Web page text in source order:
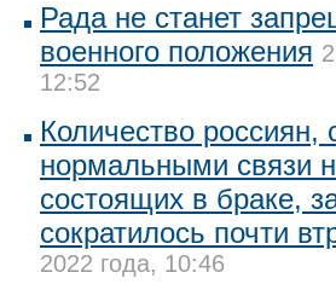
Рада не станет
военного положения
12:52
Количество
нормальными связи
состоящих в браке,
сократилось почти
2022 года, 10:46